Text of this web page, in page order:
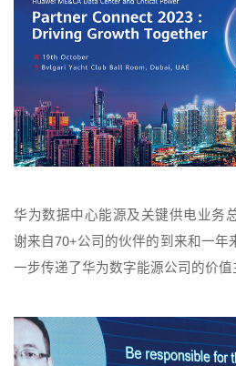
华为数据中心能源及关键供电业务
谢来自70+公司的伙伴的到来和一年
一步传递了华为数字能源公司的价值